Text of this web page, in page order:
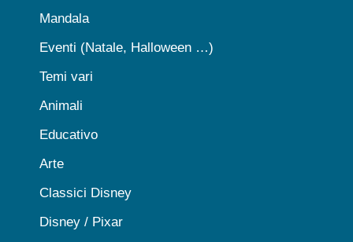
Mandala
Eventi (Natale, Halloween …)
Temi vari
Animali
Educativo
Arte
Classici Disney
Disney / Pixar